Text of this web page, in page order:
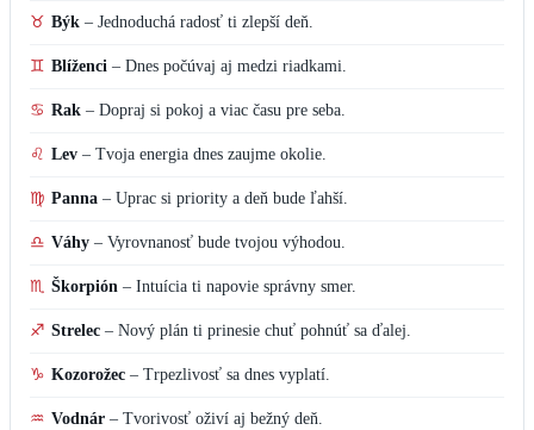
♉ Býk – Jednoduchá radosť ti zlepší deň.
♊ Blíženci – Dnes počúvaj aj medzi riadkami.
♋ Rak – Dopraj si pokoj a viac času pre seba.
♌ Lev – Tvoja energia dnes zaujme okolie.
♍ Panna – Uprac si priority a deň bude ľahší.
♎ Váhy – Vyrovnanosť bude tvojou výhodou.
♏ Škorpión – Intuícia ti napovie správny smer.
♐ Strelec – Nový plán ti prinesie chuť pohnúť sa ďalej.
♑ Kozorožec – Trpezlivosť sa dnes vyplatí.
♒ Vodnár – Tvorivosť oživí aj bežný deň.